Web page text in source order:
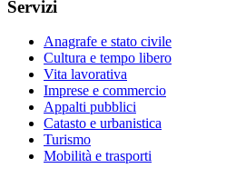
Servizi
Anagrafe e stato civile
Cultura e tempo libero
Vita lavorativa
Imprese e commercio
Appalti pubblici
Catasto e urbanistica
Turismo
Mobilità e trasporti